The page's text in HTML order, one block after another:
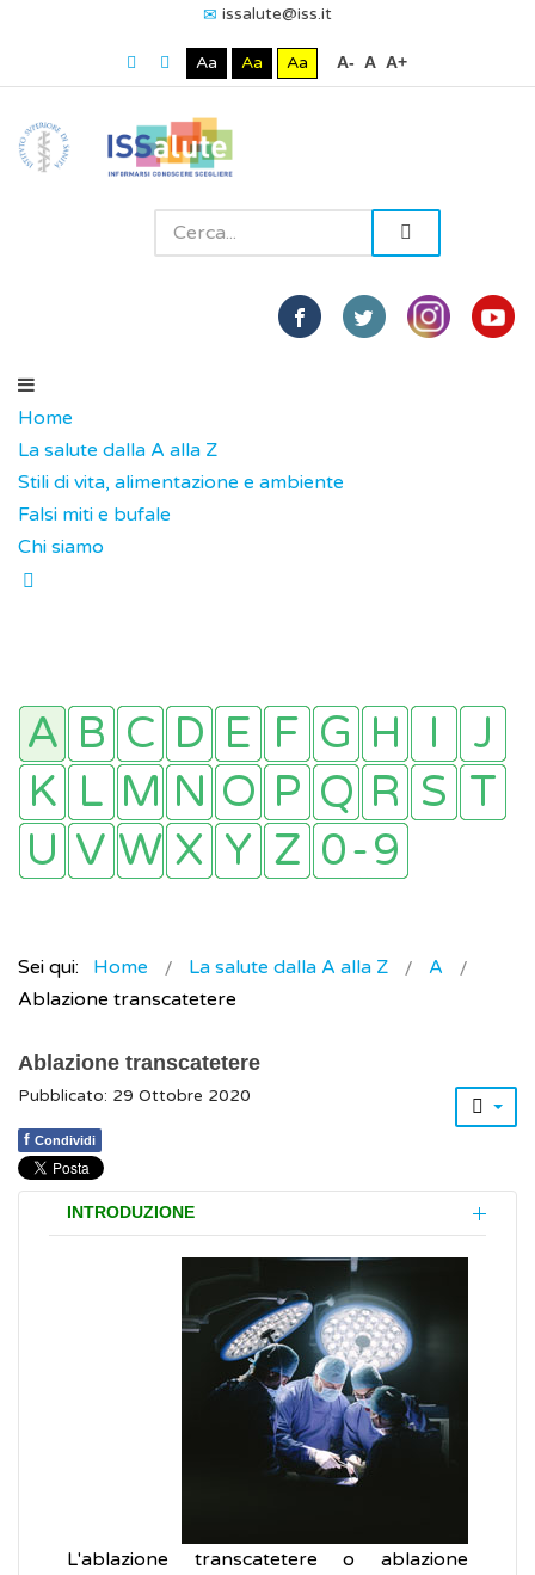
issalute@iss.it
Aa Aa Aa A- A A+
Home
La salute dalla A alla Z
Stili di vita, alimentazione e ambiente
Falsi miti e bufale
Chi siamo
Sei qui: Home La salute dalla A alla Z
A
Ablazione transcatetere
Ablazione transcatetere
Pubblicato: 29 Ottobre 2020
f Condividi
INTRODUZIONE
L'ablazione transcatetere o ablazione